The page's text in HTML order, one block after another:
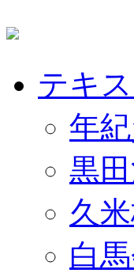
テキス
年
黒
久
白